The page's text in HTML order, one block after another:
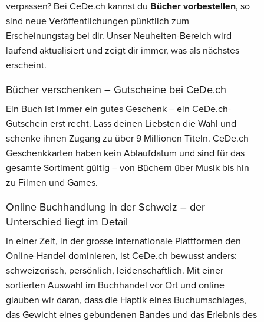
verpassen? Bei CeDe.ch kannst du Bücher vorbestellen, so
sind neue Veröffentlichungen pünktlich zum
Erscheinungstag bei dir. Unser Neuheiten-Bereich wird
laufend aktualisiert und zeigt dir immer, was als nächstes
erscheint.
Bücher verschenken – Gutscheine bei CeDe.ch
Ein Buch ist immer ein gutes Geschenk – ein CeDe.ch-
Gutschein erst recht. Lass deinen Liebsten die Wahl und
schenke ihnen Zugang zu über 9 Millionen Titeln. CeDe.ch
Geschenkkarten haben kein Ablaufdatum und sind für das
gesamte Sortiment gültig – von Büchern über Musik bis hin
zu Filmen und Games.
Online Buchhandlung in der Schweiz – der
Unterschied liegt im Detail
In einer Zeit, in der grosse internationale Plattformen den
Online-Handel dominieren, ist CeDe.ch bewusst anders:
schweizerisch, persönlich, leidenschaftlich. Mit einer
sortierten Auswahl im Buchhandel vor Ort und online
glauben wir daran, dass die Haptik eines Buchumschlages,
das Gewicht eines gebundenen Bandes und das Erlebnis des